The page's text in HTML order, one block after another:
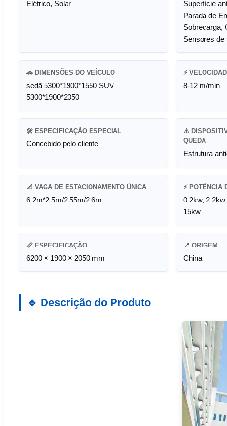
Elétrico, Solar
Superfície
Parada de
Sobrecarga,
Sensores de
🚗 DIMENSÕES DO VEÍCULO
sedã 5300*1900*1550 SUV
5300*1900*2050
⚡
8-12 m/min
🛠️ ESPECIFICAÇÃO ESPECIAL
Concebido pelo cliente
⚠️
QUEDA
Estrutura
📐 VAGA DE ESTACIONAMENTO ÚNICA
6.2m*2.5m/2.55m/2.6m
⚡ POTÊNCIA
0.2kw,
15kw
📏 ESPECIFICAÇÃO
6200 × 1900 × 2050 mm
📍 ORIGEM
China
🔹 Descrição do Produto